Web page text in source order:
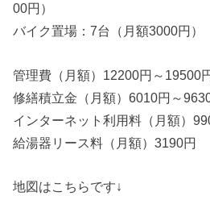
00円）
バイク置場：7台（月額3000円）
管理費（月額）12200円～19500
修繕積立金（月額）6010円～
インターネット利用料（月額）
給湯器リース料（月額）3190円
地図はこちらです↓